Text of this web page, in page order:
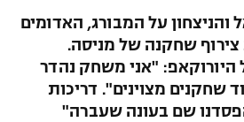
והניצחון על המבורג, האדומים
שחקנה של מניסה.
היורוקאפ: "אני משחק נהדר
שחקנים מצוינים". דריכות
שם בעונה שעברה"